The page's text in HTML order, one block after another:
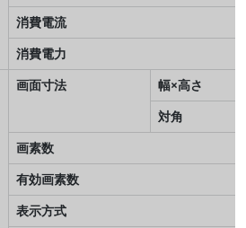
消費電流
消費電力
画面寸法
幅×高さ
対角
画素数
有効画素数
表示方式